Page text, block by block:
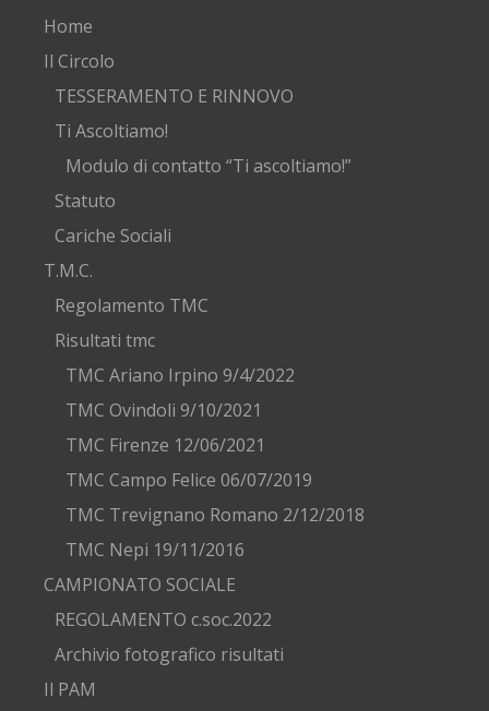
Home
Il Circolo
TESSERAMENTO E RINNOVO
Ti Ascoltiamo!
Modulo di contatto “Ti ascoltiamo!”
Statuto
Cariche Sociali
T.M.C.
Regolamento TMC
Risultati tmc
TMC Ariano Irpino 9/4/2022
TMC Ovindoli 9/10/2021
TMC Firenze 12/06/2021
TMC Campo Felice 06/07/2019
TMC Trevignano Romano 2/12/2018
TMC Nepi 19/11/2016
CAMPIONATO SOCIALE
REGOLAMENTO c.soc.2022
Archivio fotografico risultati
Il PAM